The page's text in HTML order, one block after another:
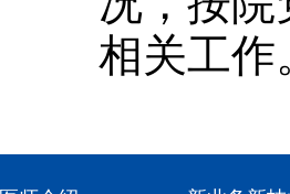
相关工作